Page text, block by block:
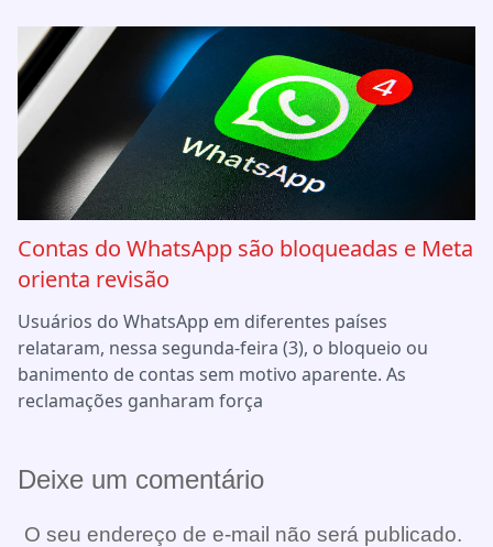
Contas do WhatsApp são bloqueadas e Meta
orienta revisão
Usuários do WhatsApp em diferentes países
relataram, nessa segunda-feira (3), o bloqueio ou
banimento de contas sem motivo aparente. As
reclamações ganharam força
Deixe um comentário
O seu endereço de e-mail não será publicado.